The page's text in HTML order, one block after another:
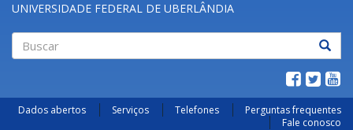
UNIVERSIDADE FEDERAL DE UBERLÂNDIA
Dados abertos Serviços Telefones
Perguntas frequentes
Fale conosco